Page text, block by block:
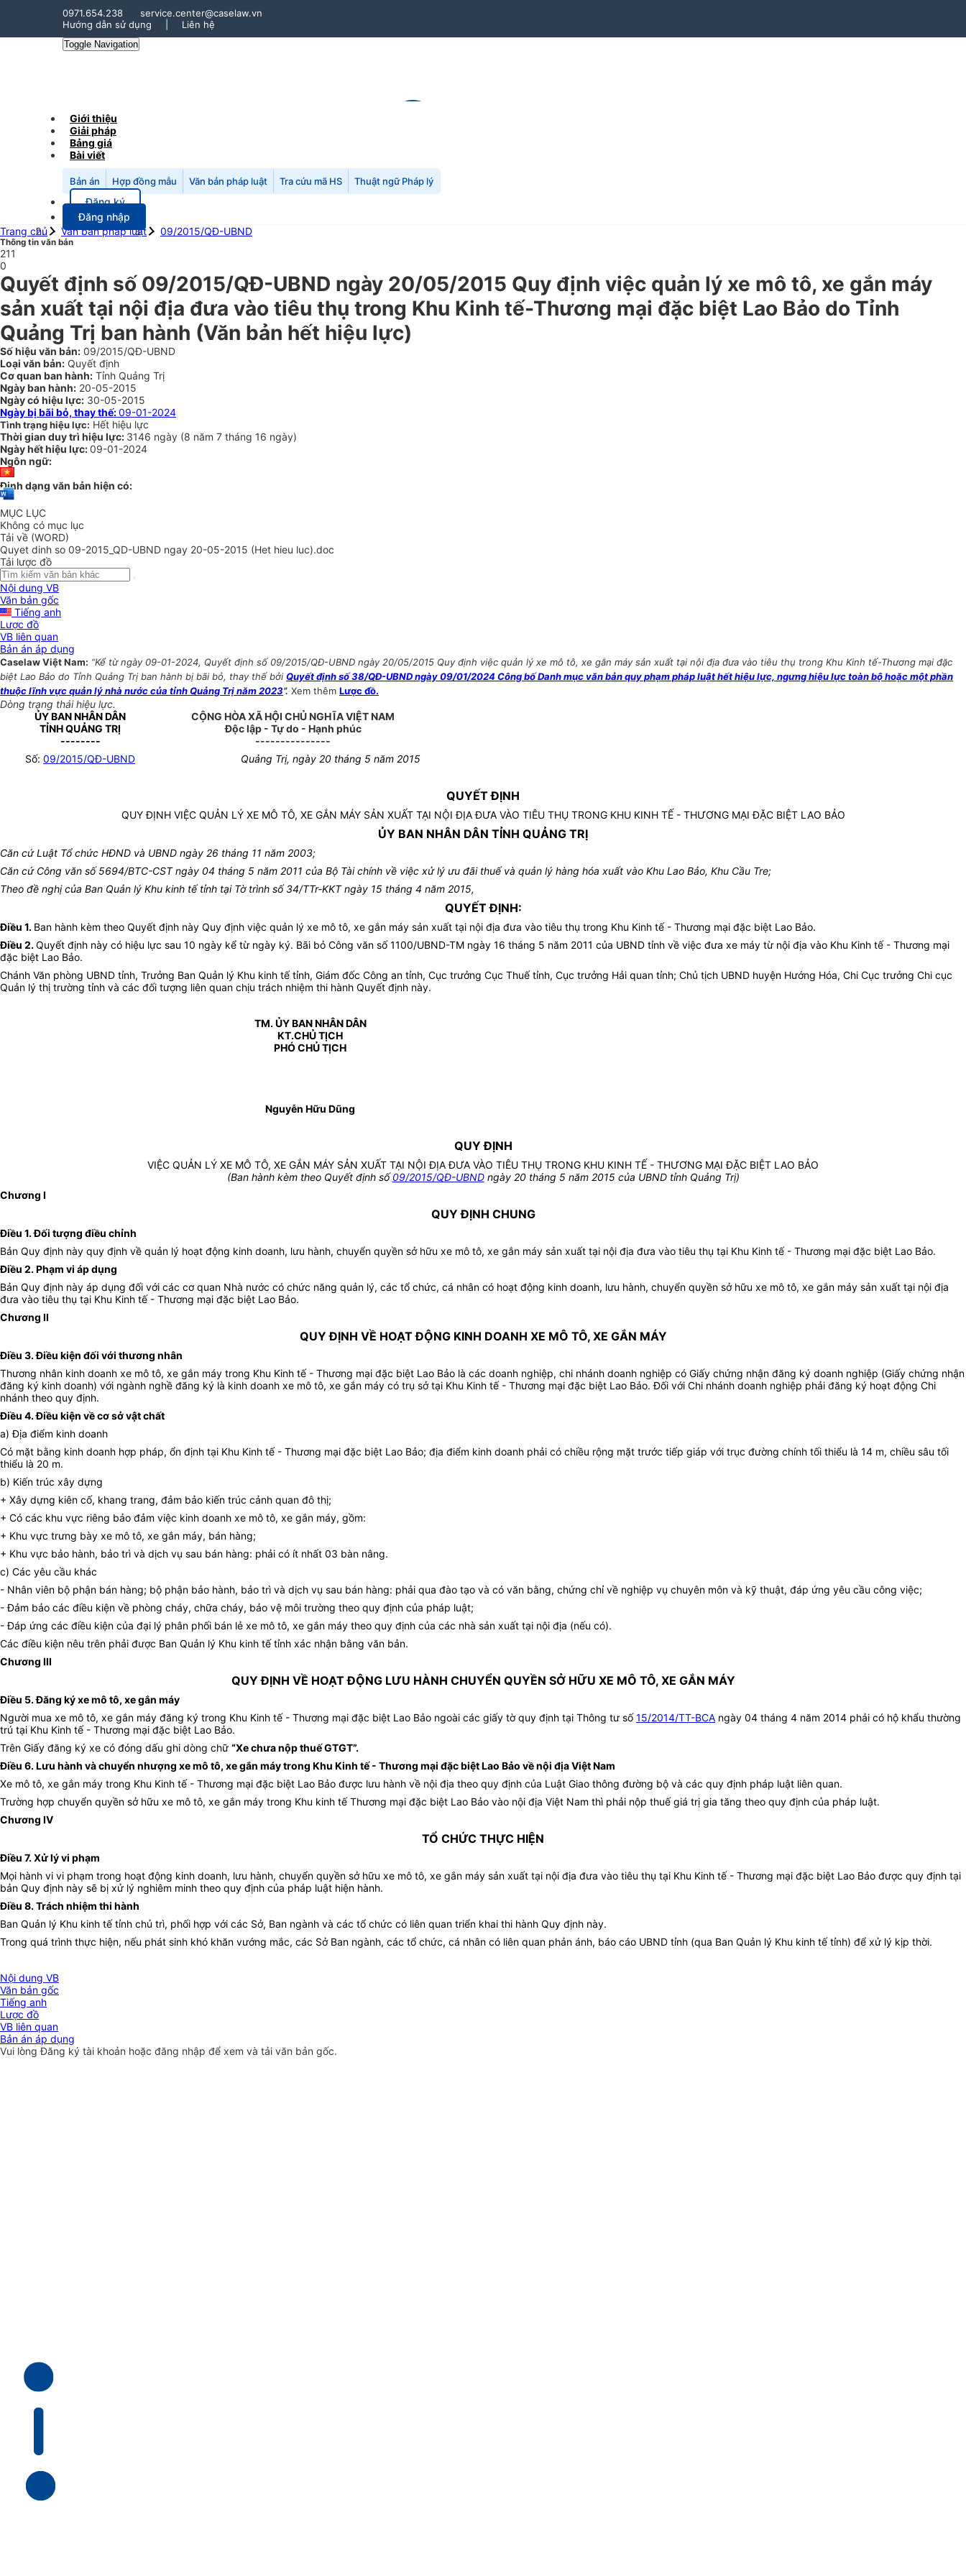
0971.654.238
service.center@caselaw.vn
Hướng dẫn sử dụng
Liên hệ
Toggle Navigation
Giới thiệu
Giải pháp
Bảng giá
Bài viết
Bản án Hợp đồng mẫu Văn bản pháp luật Tra cứu mã HS Thuật ngữ Pháp lý
Đăng ký
Đăng nhập
Trang chủ
Văn bản pháp luật 09/2015/QĐ-UBND
Thông tin văn bản
211
0
Quyết định số 09/2015/QĐ-UBND ngày 20/05/2015 Quy định việc quản lý xe mô tô, xe gắn máy
sản xuất tại nội địa đưa vào tiêu thụ trong Khu Kinh tế-Thương mại đặc biệt Lao Bảo do Tỉnh
Quảng Trị ban hành (Văn bản hết hiệu lực)
Số hiệu văn bản: 09/2015/QĐ-UBND
Loại văn bản: Quyết định
Cơ quan ban hành: Tỉnh Quảng Trị
Ngày ban hành: 20-05-2015
Ngày có hiệu lực: 30-05-2015
Ngày bị bãi bỏ, thay thế:09-01-2024
Tình trạng hiệu lực: Hết hiệu lực
Thời gian duy trì hiệu lực: 3146 ngày (8 năm 7 tháng 16 ngày)
Ngày hết hiệu lực:09-01-2024
Ngôn ngữ:
Định dạng văn bản hiện có:
MỤC LỤC
Không có mục lục
Tải về (WORD)
Quyet dinh so 09-2015_QD-UBND ngay 20-05-2015 (Het hieu luc).doc
Tải lược đồ
Nội dung VB
Văn bản gốc
Tiếng anh
Lược đồ
VB liên quan
Bản án áp dụng
Caselaw Việt Nam: “Kể từ ngày 09-01-2024, Quyết định số 09/2015/QĐ-UBND ngày 20/05/2015 Quy định việc quản lý xe mô tô, xe gắn máy sản xuất tại nội địa đưa vào tiêu thụ trong Khu Kinh tế-Thương mại đặc
biệt Lao Bảo do Tỉnh Quảng Trị ban hành bị bãi bỏ, thay thế bởi Quyết định số 38/QĐ-UBND ngày 09/01/2024 Công bố Danh mục văn bản quy phạm pháp luật hết hiệu lực, ngưng hiệu lực toàn bộ hoặc một phần
thuộc lĩnh vực quản lý nhà nước của tỉnh Quảng Trị năm 2023”. Xem thêm Lược đồ.
Dòng trạng thái hiệu lực.
ỦY BAN NHÂN DÂN
TỈNH QUẢNG TRỊ
--------
CỘNG HÒA XÃ HỘI CHỦ NGHĨA VIỆT NAM
Độc lập - Tự do - Hạnh phúc
---------------
Số: 09/2015/QĐ-UBND Quảng Trị, ngày 20 tháng 5 năm 2015
QUYẾT ĐỊNH
QUY ĐỊNH VIỆC QUẢN LÝ XE MÔ TÔ, XE GẮN MÁY SẢN XUẤT TẠI NỘI ĐỊA ĐƯA VÀO TIÊU THỤ TRONG KHU KINH TẾ - THƯƠNG MẠI ĐẶC BIỆT LAO BẢO
ỦY BAN NHÂN DÂN TỈNH QUẢNG TRỊ
Căn cứ Luật Tổ chức HĐND và UBND ngày 26 tháng 11 năm 2003;
Căn cứ Công văn số 5694/BTC-CST ngày 04 tháng 5 năm 2011 của Bộ Tài chính về việc xử lý ưu đãi thuế và quản lý hàng hóa xuất vào Khu Lao Bảo, Khu Cầu Tre;
Theo đề nghị của Ban Quản lý Khu kinh tế tỉnh tại Tờ trình số 34/TTr-KKT ngày 15 tháng 4 năm 2015,
QUYẾT ĐỊNH:
Điều 1. Ban hành kèm theo Quyết định này Quy định việc quản lý xe mô tô, xe gắn máy sản xuất tại nội địa đưa vào tiêu thụ trong Khu Kinh tế - Thương mại đặc biệt Lao Bảo.
Điều 2.Quyết định này có hiệu lực sau 10 ngày kể từ ngày ký. Bãi bỏ Công văn số 1100/UBND-TM ngày 16 tháng 5 năm 2011 của UBND tỉnh về việc đưa xe máy từ nội địa vào Khu Kinh tế - Thương mại
đặc biệt Lao Bảo.
Chánh Văn phòng UBND tỉnh, Trưởng Ban Quản lý Khu kinh tế tỉnh, Giám đốc Công an tỉnh, Cục trưởng Cục Thuế tỉnh, Cục trưởng Hải quan tỉnh; Chủ tịch UBND huyện Hướng Hóa, Chi Cục trưởng Chi cục
Quản lý thị trường tỉnh và các đối tượng liên quan chịu trách nhiệm thi hành Quyết định này.
TM. ỦY BAN NHÂN DÂN
KT.CHỦ TỊCH
PHÓ CHỦ TỊCH
Nguyễn Hữu Dũng
QUY ĐỊNH
VIỆC QUẢN LÝ XE MÔ TÔ, XE GẮN MÁY SẢN XUẤT TẠI NỘI ĐỊA ĐƯA VÀO TIÊU THỤ TRONG KHU KINH TẾ - THƯƠNG MẠI ĐẶC BIỆT LAO BẢO
(Ban hành kèm theo Quyết định số09/2015/QĐ-UBNDngày 20 tháng 5 năm 2015 của UBND tỉnh Quảng Trị)
Chương I
QUY ĐỊNH CHUNG
Điều 1. Đối tượng điều chỉnh
Bản Quy định này quy định về quản lý hoạt động kinh doanh, lưu hành, chuyển quyền sở hữu xe mô tô, xe gắn máy sản xuất tại nội địa đưa vào tiêu thụ tại Khu Kinh tế - Thương mại đặc biệt Lao Bảo.
Điều 2. Phạm vi áp dụng
Bản Quy định này áp dụng đối với các cơ quan Nhà nước có chức năng quản lý, các tổ chức, cá nhân có hoạt động kinh doanh, lưu hành, chuyển quyền sở hữu xe mô tô, xe gắn máy sản xuất tại nội địa
đưa vào tiêu thụ tại Khu Kinh tế - Thương mại đặc biệt Lao Bảo.
Chương II
QUY ĐỊNH VỀ HOẠT ĐỘNG KINH DOANH XE MÔ TÔ, XE GẮN MÁY
Điều 3. Điều kiện đối với thương nhân
Thương nhân kinh doanh xe mô tô, xe gắn máy trong Khu Kinh tế - Thương mại đặc biệt Lao Bảo là các doanh nghiệp, chi nhánh doanh nghiệp có Giấy chứng nhận đăng ký doanh nghiệp (Giấy chứng nhận
đăng ký kinh doanh) với ngành nghề đăng ký là kinh doanh xe mô tô, xe gắn máy có trụ sở tại Khu Kinh tế - Thương mại đặc biệt Lao Bảo. Đối với Chi nhánh doanh nghiệp phải đăng ký hoạt động Chi
nhánh theo quy định.
Điều 4. Điều kiện về cơ sở vật chất
a) Địa điểm kinh doanh
Có mặt bằng kinh doanh hợp pháp, ổn định tại Khu Kinh tế - Thương mại đặc biệt Lao Bảo; địa điểm kinh doanh phải có chiều rộng mặt trước tiếp giáp với trục đường chính tối thiểu là 14 m, chiều sâu tối
thiểu là 20 m.
b) Kiến trúc xây dựng
+ Xây dựng kiên cố, khang trang, đảm bảo kiến trúc cảnh quan đô thị;
+ Có các khu vực riêng bảo đảm việc kinh doanh xe mô tô, xe gắn máy, gồm:
+ Khu vực trưng bày xe mô tô, xe gắn máy, bán hàng;
+ Khu vực bảo hành, bảo trì và dịch vụ sau bán hàng: phải có ít nhất 03 bàn nâng.
c) Các yêu cầu khác
- Nhân viên bộ phận bán hàng; bộ phận bảo hành, bảo trì và dịch vụ sau bán hàng: phải qua đào tạo và có văn bằng, chứng chỉ về nghiệp vụ chuyên môn và kỹ thuật, đáp ứng yêu cầu công việc;
- Đảm bảo các điều kiện về phòng cháy, chữa cháy, bảo vệ môi trường theo quy định của pháp luật;
- Đáp ứng các điều kiện của đại lý phân phối bán lẻ xe mô tô, xe gắn máy theo quy định của các nhà sản xuất tại nội địa (nếu có).
Các điều kiện nêu trên phải được Ban Quản lý Khu kinh tế tỉnh xác nhận bằng văn bản.
Chương III
QUY ĐỊNH VỀ HOẠT ĐỘNG LƯU HÀNH CHUYỂN QUYỀN SỞ HỮU XE MÔ TÔ, XE GẮN MÁY
Điều 5. Đăng ký xe mô tô, xe gắn máy
Người mua xe mô tô, xe gắn máy đăng ký trong Khu Kinh tế - Thương mại đặc biệt Lao Bảo ngoài các giấy tờ quy định tại Thông tư số15/2014/TT-BCA ngày 04 tháng 4 năm 2014 phải có hộ khẩu thường
trú tại Khu Kinh tế - Thương mại đặc biệt Lao Bảo.
Trên Giấy đăng ký xe có đóng dấu ghi dòng chữ “Xe chưa nộp thuế GTGT”.
Điều 6. Lưu hành và chuyển nhượng xe mô tô, xe gắn máy trong Khu Kinh tế - Thương mại đặc biệt Lao Bảo về nội địa Việt Nam
Xe mô tô, xe gắn máy trong Khu Kinh tế - Thương mại đặc biệt Lao Bảo được lưu hành về nội địa theo quy định của Luật Giao thông đường bộ và các quy định pháp luật liên quan.
Trường hợp chuyển quyền sở hữu xe mô tô, xe gắn máy trong Khu kinh tế Thương mại đặc biệt Lao Bảo vào nội địa Việt Nam thì phải nộp thuế giá trị gia tăng theo quy định của pháp luật.
Chương IV
TỔ CHỨC THỰC HIỆN
Điều 7. Xử lý vi phạm
Mọi hành vi vi phạm trong hoạt động kinh doanh, lưu hành, chuyển quyền sở hữu xe mô tô, xe gắn máy sản xuất tại nội địa đưa vào tiêu thụ tại Khu Kinh tế - Thương mại đặc biệt Lao Bảo được quy định tại
bản Quy định này sẽ bị xử lý nghiêm minh theo quy định của pháp luật hiện hành.
Điều 8. Trách nhiệm thi hành
Ban Quản lý Khu kinh tế tỉnh chủ trì, phối hợp với các Sở, Ban ngành và các tổ chức có liên quan triển khai thi hành Quy định này.
Trong quá trình thực hiện, nếu phát sinh khó khăn vướng mắc, các Sở Ban ngành, các tổ chức, cá nhân có liên quan phản ánh, báo cáo UBND tỉnh (qua Ban Quản lý Khu kinh tế tỉnh) để xử lý kịp thời.
Nội dung VB
Văn bản gốc
Tiếng anh
Lược đồ
VB liên quan
Bản án áp dụng
Vui lòngĐăng ký tài khoản hoặc đăng nhập để xem và tải văn bản gốc.